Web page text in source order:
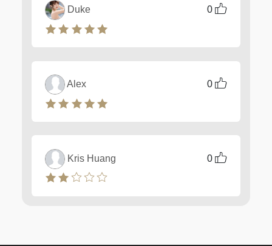
0
Duke
0
Alex
0
Kris Huang